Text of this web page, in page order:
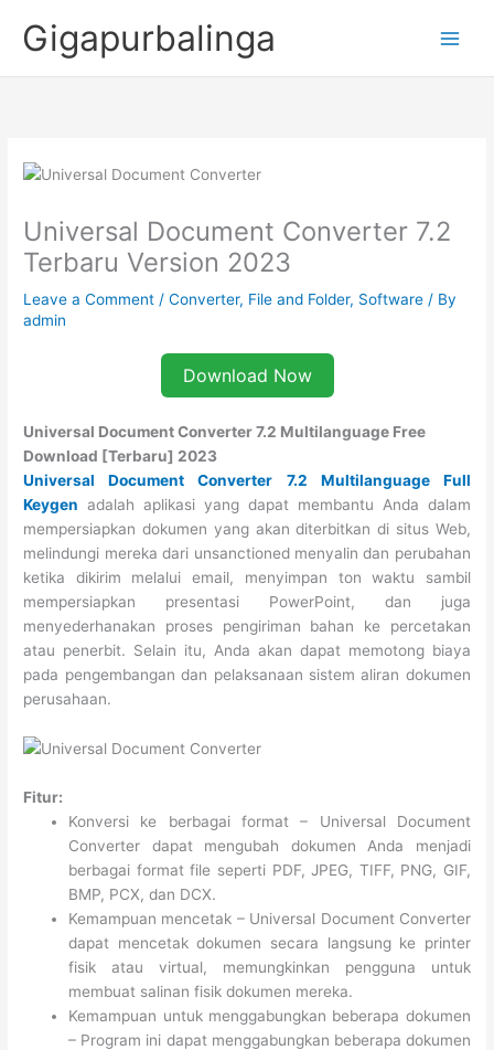
Gigapurbalinga
Universal Document Converter 7.2
Terbaru Version 2023
Leave a Comment /Converter, File and Folder, Software / By
admin
Download Now
Universal Document Converter 7.2 Multilanguage Free
Download [Terbaru] 2023
Universal Document Converter 7.2 Multilanguage Full
Keygen adalah aplikasi yang dapat membantu Anda dalam
mempersiapkan dokumen yang akan diterbitkan di situs Web,
melindungi mereka dari unsanctioned menyalin dan perubahan
ketika dikirim melalui email, menyimpan ton waktu sambil
mempersiapkan presentasi PowerPoint, dan juga
menyederhanakan proses pengiriman bahan ke percetakan
atau penerbit. Selain itu, Anda akan dapat memotong biaya
pada pengembangan dan pelaksanaan sistem aliran dokumen
perusahaan.
Fitur:
Konversi ke berbagai format – Universal Document
Converter dapat mengubah dokumen Anda menjadi
berbagai format file seperti PDF, JPEG, TIFF, PNG, GIF,
BMP, PCX, dan DCX.
Kemampuan mencetak – Universal Document Converter
dapat mencetak dokumen secara langsung ke printer
fisik atau virtual, memungkinkan pengguna untuk
membuat salinan fisik dokumen mereka.
Kemampuan untuk menggabungkan beberapa dokumen
– Program ini dapat menggabungkan beberapa dokumen